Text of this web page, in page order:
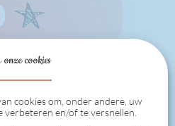
cookies
cookies om, onder andere, uw
verbeteren en/of te versnellen.